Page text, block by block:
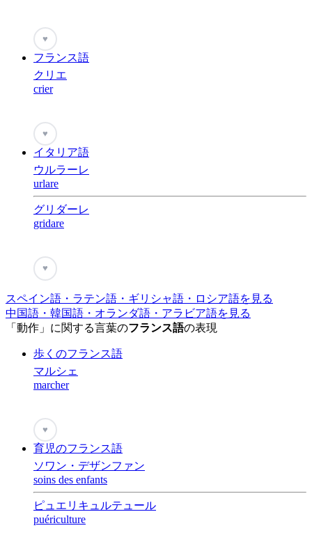
♥
フランス語
クリエ
crier
♥
イタリア語
ウルラーレ
urlare
グリダーレ
gridare
♥
スペイン語・ラテン語・ギリシャ語・ロシア語を見る
中国語・韓国語・オランダ語・アラビア語を見る
「動作」に関する言葉のフランス語の表現
歩くのフランス語
マルシェ
marcher
♥
育児のフランス語
ソワン・デザンファン
soins des enfants
ピュエリキュルテュール
puériculture